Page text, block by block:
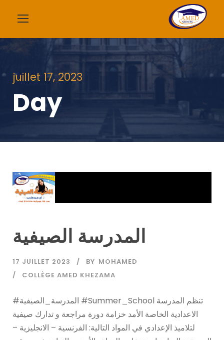
juillet 17, 2023
Day
المدرسة الصيفية
17 JUILLET 2023 BY MOHAMED
COLLÈGE AMED KHEZAMA
#المدرسة_الصيفية #Summer_School تنظم المدرسة
الاعدادية الخاصة الأمد خزامة دورة مراجعة و تدارك صيفية
لتلاميذ الإعدادي في المواد التالية: الفرنسية – الانجليزية –